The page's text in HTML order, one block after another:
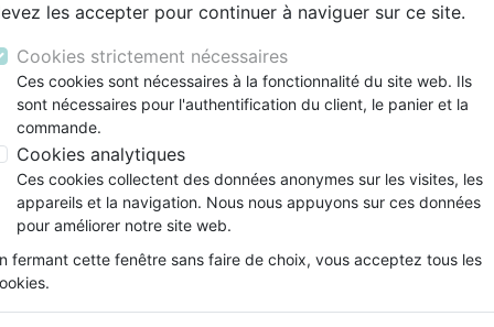
Testaments
Etude biblique
Segond 21
Segond
NEG
Bandes dessinées
Famille, couple
Souffrance, Relation d'aide
Santé
Couple
Découverte de la foi
Méditations
Souffrance, Relation d'aide
Psychologie
ans
Adolescents, jeunes
Bibles jeunesse
Latino, Folk
Soul
Rap, Hip-hop
Instrumental
Louange, Adoration
Hardrock, Métal
animés
conférences
Films, fiction
Documentaires, reportages
Jeux
Accessoires de Bible
Papeterie
1 Corinthiens - Commentaires Tyndale du
1 Corinthiens
Commentaires Tyndale du
Auteur :Thomas R. Schreiner
RéférenceMB3137 EAN9782826031376
Description
Vivre pour la gloire du Père est
les accepter pour continuer à naviguer sur ce site.
Cookies strictement nécessaires
Ces cookies sont nécessaires à la fonctionnalité du site web. Ils
sont nécessaires pour l'authentification du client, le panier et la
commande.
Cookies analytiques
Ces cookies collectent des données anonymes sur les visites, les
appareils et la navigation. Nous nous appuyons sur ces données
pour améliorer notre site web.
fermant cette fenêtre sans faire de choix, vous acceptez tous les